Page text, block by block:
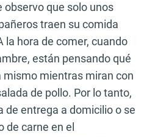
observo que solo unos
traen su comida
la hora de comer, cuando
están pensando qué
mismo mientras miran con
de pollo. Por lo tanto,
de entrega a domicilio o se
de carne en el